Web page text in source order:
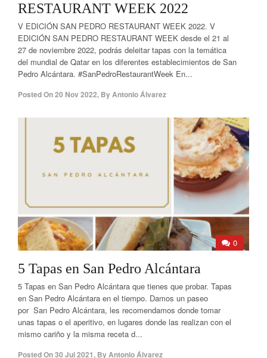
RESTAURANT WEEK 2022
V EDICIÓN SAN PEDRO RESTAURANT WEEK 2022. V
EDICIÓN SAN PEDRO RESTAURANT WEEK desde el 21 al
27 de noviembre 2022, podrás deleitar tapas con la temática
del mundial de Qatar en los diferentes establecimientos de San
Pedro Alcántara. #SanPedroRestaurantWeek En...
Posted On20 Nov 2022, ByAntonio Álvarez
0
5 Tapas en San Pedro Alcántara
5 Tapas en San Pedro Alcántara que tienes que probar. Tapas
en San Pedro Alcántara en el tiempo. Damos un paseo
por San Pedro Alcántara, les recomendamos donde tomar
unas tapas o el aperitivo, en lugares donde las realizan con el
mismo cariño y la misma receta d...
Posted On30 Jul 2021, ByAntonio Álvarez